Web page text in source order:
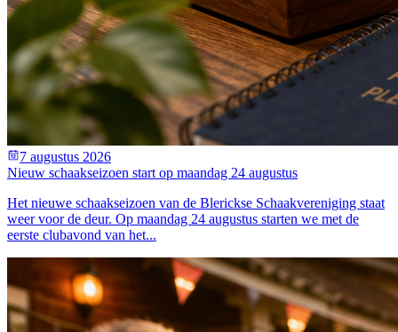
7 augustus 2026
Nieuw schaakseizoen start op maandag 24 augustus
Het nieuwe schaakseizoen van de Blerickse Schaakvereniging staat
weer voor de deur. Op maandag 24 augustus starten we met de
eerste clubavond van het...